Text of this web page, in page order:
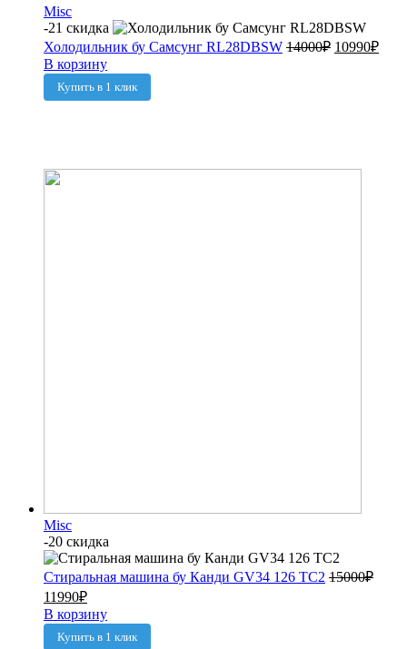
Misc
-21 скидка
Холодильник бу Самсунг RL28DBSW 14000₽ 10990₽
В корзину
Купить в 1 клик
Misc
-20 скидка
Стиральная машина бу Канди GV34 126 TC2 15000₽
11990₽
В корзину
Купить в 1 клик